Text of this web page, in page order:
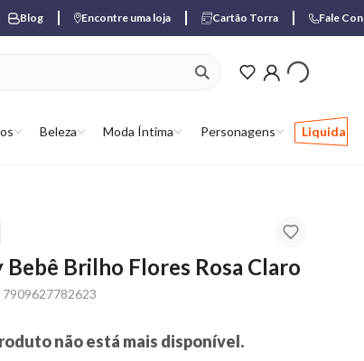
Blog Encontre uma loja Cartão Torra Fale
Beleza Moda Íntima Personagens Liquida
ver produtos
Bebê Brilho Flores Rosa Claro
7909627782623
não está mais disponível.